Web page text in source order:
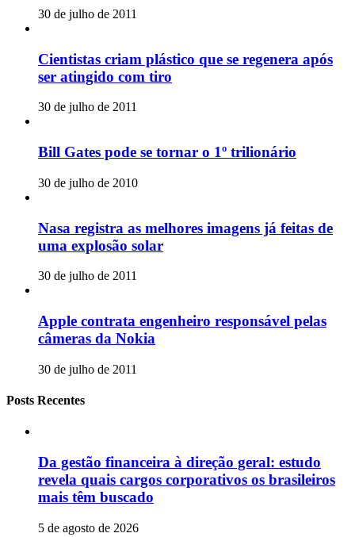
30 de julho de 2011
Cientistas criam plástico que se regenera após
ser atingido com tiro
30 de julho de 2011
Bill Gates pode se tornar o 1º trilionário
30 de julho de 2010
Nasa registra as melhores imagens já feitas de
uma explosão solar
30 de julho de 2011
Apple contrata engenheiro responsável pelas
câmeras da Nokia
30 de julho de 2011
Posts Recentes
Da gestão financeira à direção geral: estudo
revela quais cargos corporativos os brasileiros
mais têm buscado
5 de agosto de 2026